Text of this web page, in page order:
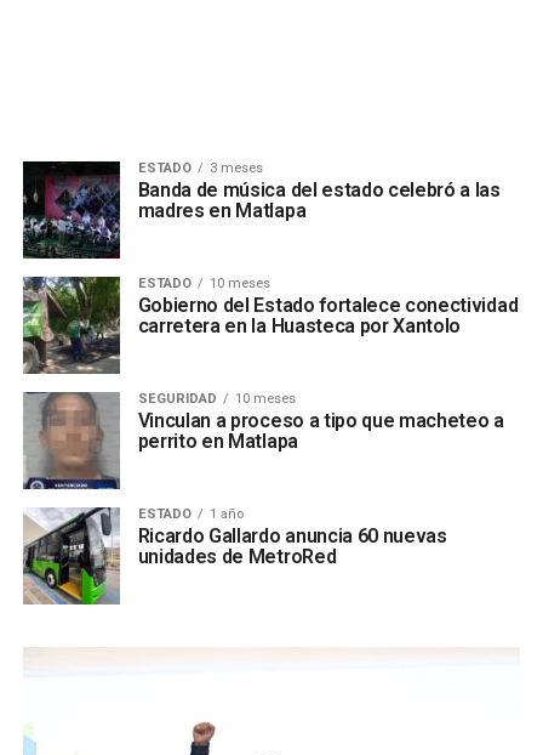
ESTADO 3 meses
Banda de música del estado celebró a las
madres en Matlapa
ESTADO 10 meses
Gobierno del Estado fortalece conectividad
carretera en la Huasteca por Xantolo
SEGURIDAD 10 meses
Vinculan a proceso a tipo que macheteo a
perrito en Matlapa
ESTADO 1 año
Ricardo Gallardo anuncia 60 nuevas
unidades de MetroRed